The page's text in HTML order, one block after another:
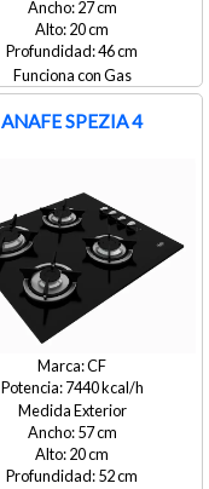
27
20
46
Gas
ANAFE SPEZIA 4
CF
7440
Medida Exterior
57
20
52